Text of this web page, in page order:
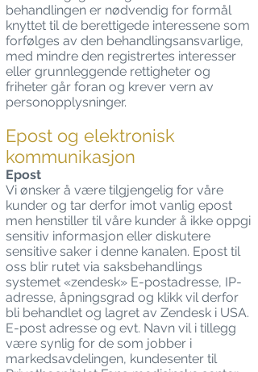
behandlingen er nødvendig for formål
knyttet til de berettigede interessene som
forfølges av den behandlingsansvarlige,
med mindre den registrertes interesser
eller grunnleggende rettigheter og
friheter går foran og krever vern av
personopplysninger.
Epost og elektronisk
kommunikasjon
Epost
Vi ønsker å være tilgjengelig for våre
kunder og tar derfor imot vanlig epost
men henstiller til våre kunder å ikke oppgi
sensitiv informasjon eller diskutere
sensitive saker i denne kanalen. Epost til
oss blir rutet via saksbehandlings
systemet «zendesk» E-postadresse, IP-
adresse, åpningsgrad og klikk vil derfor
bli behandlet og lagret av Zendesk i USA.
E-post adresse og evt. Navn vil i tillegg
være synlig for de som jobber i
markedsavdelingen, kundesenter til